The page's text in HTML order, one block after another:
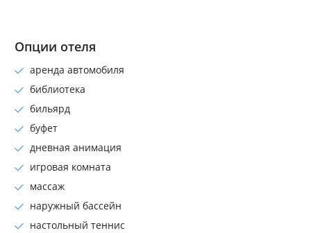
Опции отеля
аренда автомобиля
библиотека
бильярд
буфет
дневная анимация
игровая комната
массаж
наружный бассейн
настольный теннис